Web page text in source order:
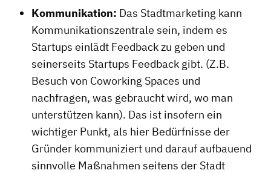
Kommunikation: Das Stadtmarketing kann
Kommunikationszentrale sein, indem es
Startups einlädt Feedback zu geben und
seinerseits Startups Feedback gibt. (Z.B.
Besuch von Coworking Spaces und
nachfragen, was gebraucht wird, wo man
unterstützen kann). Das ist insofern ein
wichtiger Punkt, als hier Bedürfnisse der
Gründer kommuniziert und darauf aufbauend
sinnvolle Maßnahmen seitens der Stadt